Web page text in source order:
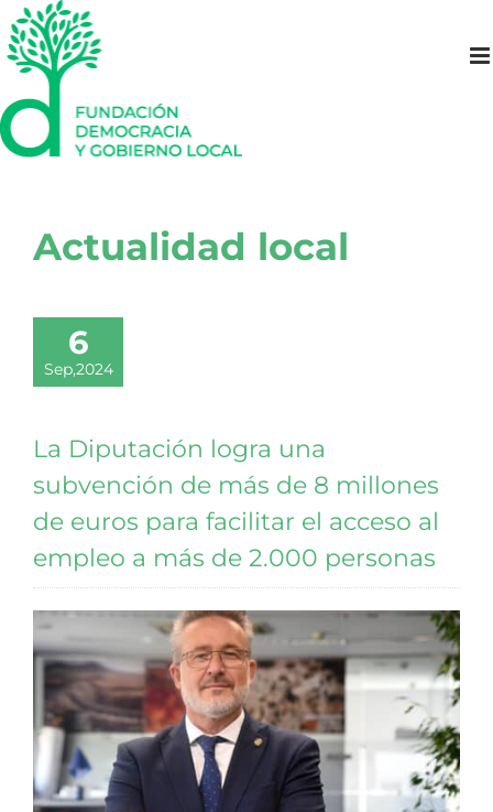
Saltar
al
contenido
Actualidad local
6
Sep,2024
La Diputación logra una
subvención de más de 8 millones
de euros para facilitar el acceso al
empleo a más de 2.000 personas